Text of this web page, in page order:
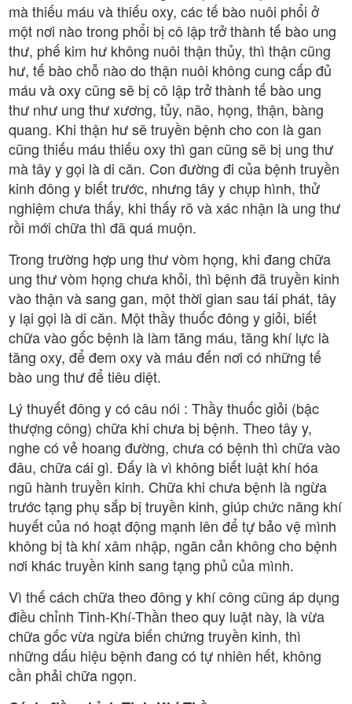
mà thiếu máu và thiếu oxy, các tế bào nuôi phổi ở
một nơi nào trong phổi bị cô lập trở thành tế bào ung
thư, phế kim hư không nuôi thận thủy, thì thận cũng
hư, tế bào chỗ nào do thận nuôi không cung cấp đủ
máu và oxy cũng sẽ bị cô lập trở thành tế bào ung
thư như ung thư xương, tủy, não, họng, thận, bàng
quang. Khi thận hư sẽ truyền bệnh cho con là gan
cũng thiếu máu thiếu oxy thì gan cũng sẽ bị ung thư
mà tây y gọi là di căn. Con đường đi của bệnh truyền
kinh đông y biết trước, nhưng tây y chụp hình, thử
nghiệm chưa thấy, khi thấy rõ và xác nhận là ung thư
rồi mới chữa thì đã quá muộn.
Trong trường hợp ung thư vòm họng, khi đang chữa
ung thư vòm họng chưa khỏi, thì bệnh đã truyền kinh
vào thận và sang gan, một thời gian sau tái phát, tây
y lại gọi là di căn. Một thầy thuốc đông y giỏi, biết
chữa vào gốc bệnh là làm tăng máu, tăng khí lực là
tăng oxy, để đem oxy và máu đến nơi có những tế
bào ung thư để tiêu diệt.
Lý thuyết đông y có câu nói : Thầy thuốc giỏi (bậc
thượng công) chữa khi chưa bị bệnh. Theo tây y,
nghe có vẻ hoang đường, chưa có bệnh thì chữa vào
đâu, chữa cái gì. Đấy là vì không biết luật khí hóa
ngũ hành truyền kinh. Chữa khi chưa bệnh là ngừa
trước tạng phụ sắp bị truyền kinh, giúp chức năng khí
huyết của nó hoạt động mạnh lên để tự bảo vệ mình
không bị tà khí xâm nhập, ngăn cản không cho bệnh
nơi khác truyền kinh sang tạng phủ của mình.
Vì thế cách chữa theo đông y khí công cũng áp dụng
điều chỉnh Tinh-Khí-Thần theo quy luật này, là vừa
chữa gốc vừa ngừa biến chứng truyền kinh, thì
những dấu hiệu bệnh đang có tự nhiên hết, không
cần phải chữa ngọn.